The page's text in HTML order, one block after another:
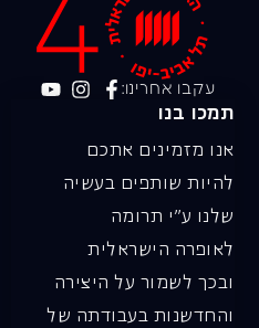
עקבו אחרינו:
תמכו בנו
אנו מזמינים אתכם
להיות שותפים בעשיה
שלנו ע"י תרומה
לאופרה הישראלית
ובכך לשמור על היצירה
והחדשנות בעבודתה של